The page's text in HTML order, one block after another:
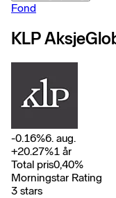
Fond
KLP
-0.16%6. aug.
+20.27%1 år
Total pris0,40%
Morningstar Rating
3 stars